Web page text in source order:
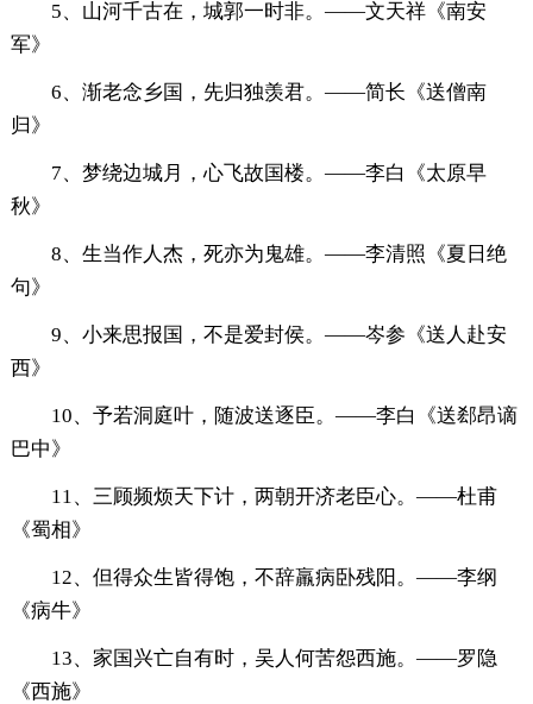
5、山河千古在，城郭一时非。——文天祥《南安
军》
6、渐老念乡国，先归独羡君。——简长《送僧南
归》
7、梦绕边城月，心飞故国楼。——李白《太原早
秋》
8、生当作人杰，死亦为鬼雄。——李清照《夏日绝
句》
9、小来思报国，不是爱封侯。——岑参《送人赴安
西》
10、予若洞庭叶，随波送逐臣。——李白《送郄昂谪
巴中》
11、三顾频烦天下计，两朝开济老臣心。——杜甫
《蜀相》
12、但得众生皆得饱，不辞羸病卧残阳。——李纲
《病牛》
13、家国兴亡自有时，吴人何苦怨西施。——罗隐
《西施》